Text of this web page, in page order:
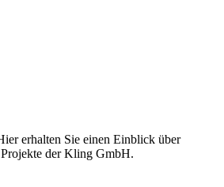
erhalten Sie einen Einblick über
der Kling GmbH.